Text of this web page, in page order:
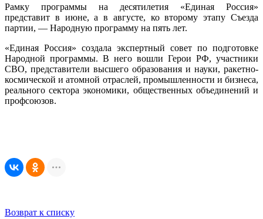
Рамку программы на десятилетия «Единая Россия»
представит в июне, а в августе, ко второму этапу Съезда
партии, — Народную программу на пять лет.
«Единая Россия» создала экспертный совет по подготовке
Народной программы. В него вошли Герои РФ, участники
СВО, представители высшего образования и науки, ракетно-
космической и атомной отраслей, промышленности и бизнеса,
реального сектора экономики, общественных объединений и
профсоюзов.
Возврат к списку